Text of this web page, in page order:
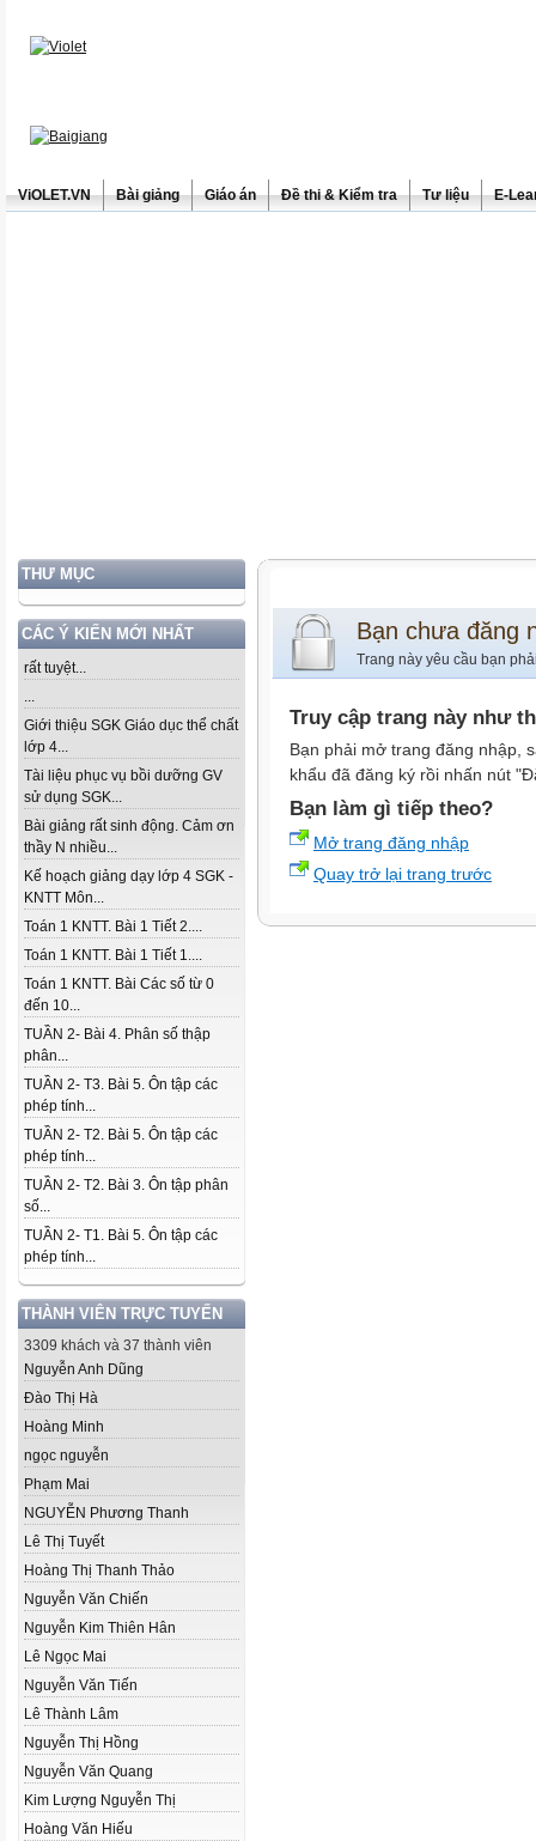
ViOLET.VN Bài giảng Giáo án Đề thi & Kiểm tra Tư liệu E-
THƯ MỤC
CÁC Ý KIẾN MỚI NHẤT
rất tuyệt...
...
Giới thiệu SGK Giáo dục thể chất
lớp 4...
Tài liệu phục vụ bồi dưỡng GV
sử dụng SGK...
Bài giảng rất sinh động. Cảm ơn
thầy N nhiều...
Kế hoạch giảng dạy lớp 4 SGK -
KNTT Môn...
Toán 1 KNTT. Bài 1 Tiết 2....
Toán 1 KNTT. Bài 1 Tiết 1....
Toán 1 KNTT. Bài Các số từ 0
đến 10...
TUẦN 2- Bài 4. Phân số thập
phân...
TUẦN 2- T3. Bài 5. Ôn tập các
phép tính...
TUẦN 2- T2. Bài 5. Ôn tập các
phép tính...
TUẦN 2- T2. Bài 3. Ôn tập phân
số...
TUẦN 2- T1. Bài 5. Ôn tập các
phép tính...
THÀNH VIÊN TRỰC TUYẾN
3309 khách và 37 thành viên
Nguyễn Anh Dũng
Đào Thị Hà
Hoàng Minh
ngọc nguyễn
Phạm Mai
NGUYỄN Phương Thanh
Lê Thị Tuyết
Hoàng Thị Thanh Thảo
Nguyễn Văn Chiến
Nguyễn Kim Thiên Hân
Lê Ngọc Mai
Nguyễn Văn Tiến
Lê Thành Lâm
Nguyễn Thị Hồng
Nguyễn Văn Quang
Kim Lượng Nguyễn Thị
Hoàng Văn Hiếu
Bạn chưa đăng
Trang này yêu cầu bạn
Truy cập trang này như
Bạn phải mở trang đăng nhập,
khẩu đã đăng ký rồi nhấn nút
Bạn làm gì tiếp theo?
Mở trang đăng nhập
Quay trở lại trang trước